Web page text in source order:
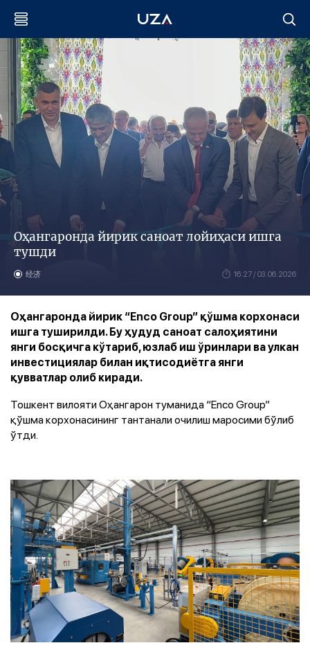
Оҳангаронда йирик саноат лойиҳаси ишга
тушди
经济 16:27 / 03.06.2026
Оҳангаронда йирик “Enco Group” қўшма корхонаси
ишга туширилди. Бу ҳудуд саноат салоҳиятини
янги босқичга кўтариб, юзлаб иш ўринлари ва улкан
инвестициялар билан иқтисодиётга янги
қувватлар олиб киради.
Тошкент вилояти Оҳангарон туманида “Enco Group”
қўшма корхонасининг тантанали очилиш маросими бўлиб
ўтди.